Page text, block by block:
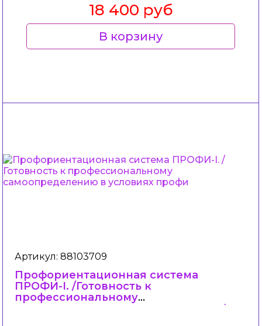
18 400 руб
В корзину
Артикул: 88103709
Профориентационная система
ПРОФИ-I. /Готовность к
профессиональному
самоопределению в условиях профи